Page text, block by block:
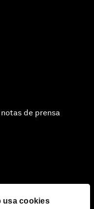
usa cookies
de prensa